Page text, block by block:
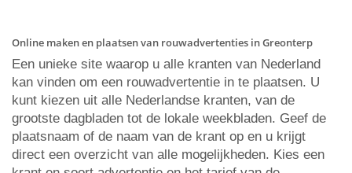
Online maken en plaatsen van rouwadvertenties in Greonterp
Een unieke site waarop u alle kranten van Nederland
kan vinden om een rouwadvertentie in te plaatsen. U
kunt kiezen uit alle Nederlandse kranten, van de
grootste dagbladen tot de lokale weekbladen. Geef de
plaatsnaam of de naam van de krant op en u krijgt
direct een overzicht van alle mogelijkheden. Kies een